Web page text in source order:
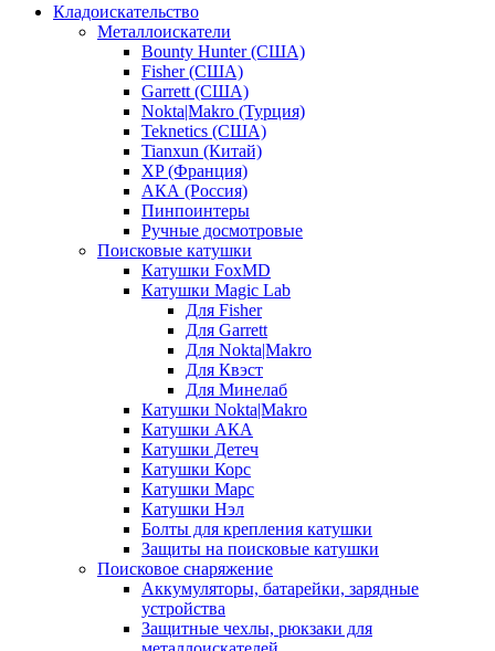
Кладоискательство
Металлоискатели
Bounty Hunter (США)
Fisher (США)
Garrett (США)
Nokta|Makro (Турция)
Teknetics (США)
Tianxun (Китай)
XP (Франция)
АКА (Россия)
Пинпоинтеры
Ручные досмотровые
Поисковые катушки
Катушки FoxMD
Катушки Magic Lab
Для Fisher
Для Garrett
Для Nokta|Makro
Для Квэст
Для Минелаб
Катушки Nokta|Makro
Катушки АКА
Катушки Детеч
Катушки Корс
Катушки Марс
Катушки Нэл
Болты для крепления катушки
Защиты на поисковые катушки
Поисковое снаряжение
Аккумуляторы, батарейки, зарядные
устройства
Защитные чехлы, рюкзаки для